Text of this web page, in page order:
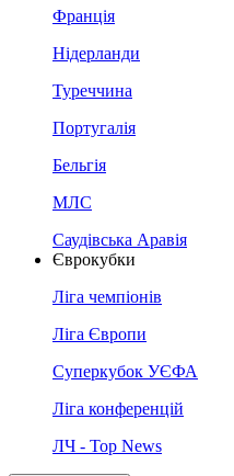
Франція
Нідерланди
Туреччина
Португалія
Бельгія
МЛС
Саудівська Аравія
Єврокубки
Ліга чемпіонів
Ліга Європи
Суперкубок УЄФА
Ліга конференцій
ЛЧ - Top News